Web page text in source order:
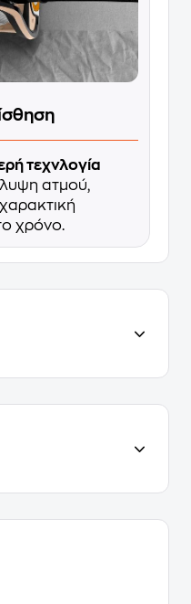
τεχνλογία
ατμού,
χρόνο.